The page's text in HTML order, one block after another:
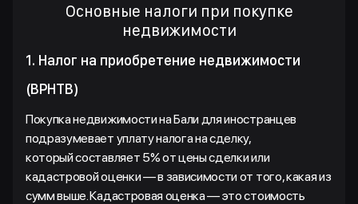
Основные налоги при покупке
недвижимости
1. Налог на приобретение недвижимости
(BPHTB)
Покупка недвижимости на Бали для иностранцев
подразумевает уплату налога на сделку,
который составляет 5% от цены сделки или
кадастровой оценки — в зависимости от того, какая из
сумм выше. Кадастровая оценка — это стоимость